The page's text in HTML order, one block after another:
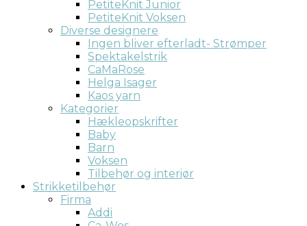
PetiteKnit Junior
PetiteKnit Voksen
Diverse designere
Ingen bliver efterladt- Strømper
Spektakelstrik
CaMaRose
Helga Isager
Kaos yarn
Kategorier
Hækleopskrifter
Baby
Barn
Voksen
Tilbehør og interiør
Strikketilbehør
Firma
Addi